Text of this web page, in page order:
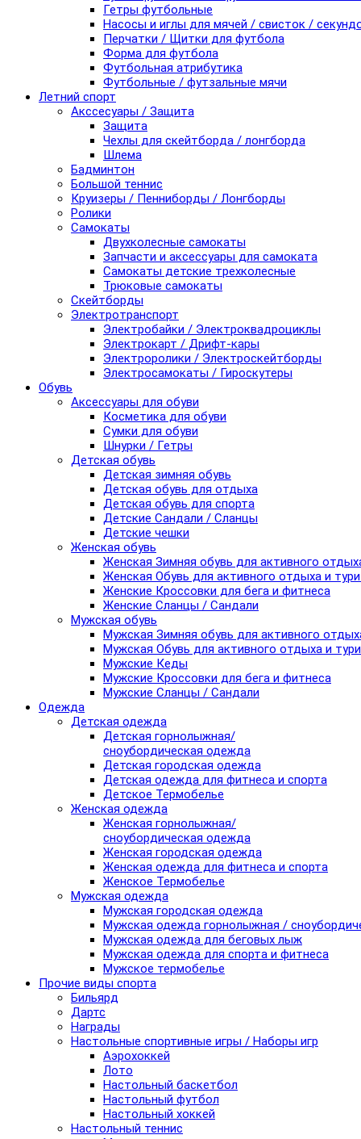
Гетры футбольные
Насосы и иглы для мячей / свисток /
Перчатки / Щитки для футбола
Форма для футбола
Футбольная атрибутика
Футбольные / футзальные мячи
Летний спорт
Акссесуары / Защита
Защита
Чехлы для скейтборда / лонгборда
Шлема
Бадминтон
Большой теннис
Круизеры / Пенниборды / Лонгборды
Ролики
Самокаты
Двухколесные самокаты
Запчасти и аксессуары для самоката
Самокаты детские трехколесные
Трюковые самокаты
Скейтборды
Электротранспорт
Электробайки / Электроквадроциклы
Электрокарт / Дрифт-кары
Электроролики / Электроскейтборды
Электросамокаты / Гироскутеры
Обувь
Аксессуары для обуви
Косметика для обуви
Сумки для обуви
Шнурки / Гетры
Детская обувь
Детская зимняя обувь
Детская обувь для отдыха
Детская обувь для спорта
Детские Сандали / Сланцы
Детские чешки
Женская обувь
Женская Зимняя обувь для активного
Женская Обувь для активного отдыха и
Женские Кроссовки для бега и фитнеса
Женские Сланцы / Сандали
Мужская обувь
Мужская Зимняя обувь для активного
Мужская Обувь для активного отдыха и
Мужские Кеды
Мужские Кроссовки для бега и фитнеса
Мужские Сланцы / Сандали
Одежда
Детская одежда
Детская горнолыжная/
сноубордическая одежда
Детская городская одежда
Детская одежда для фитнеса и спорта
Детское Термобелье
Женская одежда
Женская горнолыжная/
сноубордическая одежда
Женская городская одежда
Женская одежда для фитнеса и спорта
Женское Термобелье
Мужская одежда
Мужская городская одежда
Мужская одежда горнолыжная /
Мужская одежда для беговых лыж
Мужская одежда для спорта и фитнеса
Мужское термобелье
Прочие виды спорта
Бильярд
Дартс
Награды
Настольные спортивные игры / Наборы игр
Аэрохоккей
Лото
Настольный баскетбол
Настольный футбол
Настольный хоккей
Настольный теннис